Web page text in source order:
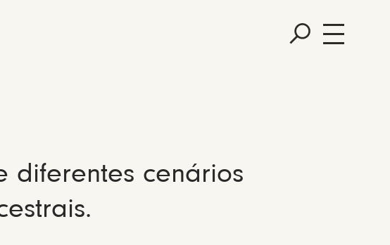
diferentes cenários